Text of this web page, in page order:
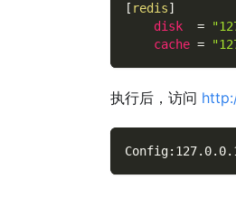
[ redis]
disk
=
cache =
执行后，访问